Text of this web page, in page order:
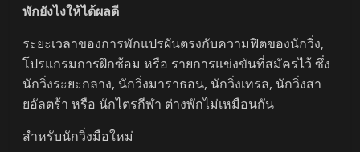
พักยังไงให้ได้ผลดี
ระยะเวลาของการพักแปรผันตรงกับความฟิตของนักวิ่ง,
โปรแกรมการฝึกซ้อม หรือ รายการแข่งขันที่สมัครไว้ ซึ่ง
นักวิ่งระยะกลาง, นักวิ่งมาราธอน, นักวิ่งเทรล, นักวิ่งสา
ยอัลตร้า หรือ นักไตรกีฬา ต่างพักไม่เหมือนกัน
สำหรับนักวิ่งมือใหม่